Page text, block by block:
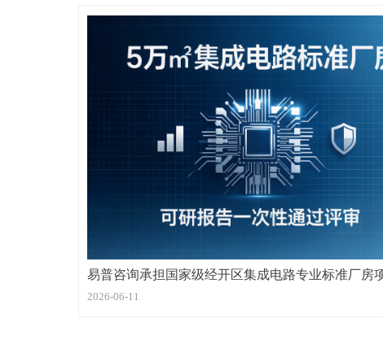
易普咨询承担国家级经开区集成电路专业标准厂房
报告编制工作
2026-06-11